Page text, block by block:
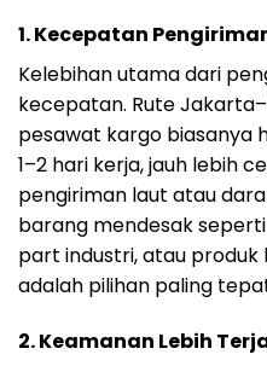
1. Kecepatan
Kelebihan utama dari
kecepatan. Rute
pesawat kargo biasanya
1–2 hari kerja, jauh lebih
pengiriman laut atau
barang mendesak
part industri, atau
adalah pilihan paling
2. Keamanan Lebih